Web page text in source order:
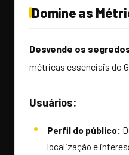
Domine as
Desvende os
métricas essenciais do
Usuários:
Perfil do público:
localização e